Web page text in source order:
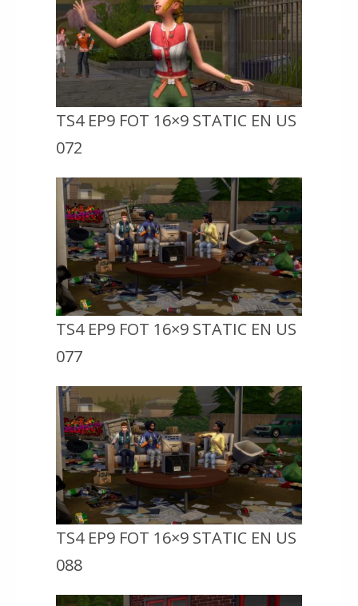
TS4 EP9 FOT 16×9 STATIC EN US
072
TS4 EP9 FOT 16×9 STATIC EN US
077
TS4 EP9 FOT 16×9 STATIC EN US
088